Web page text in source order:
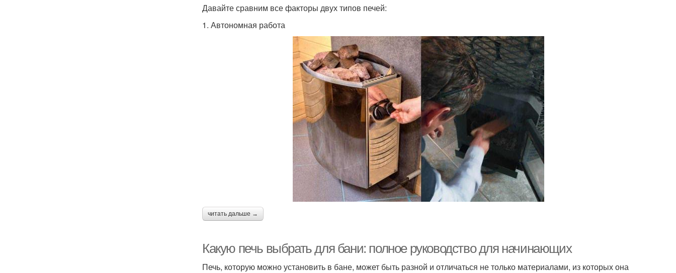
Давайте сравним все факторы двух типов печей:
1. Автономная работа ​
читать дальше →
Какую печь выбрать для бани: полное руководство для начинающих
Печь, которую можно установить в бане, может быть разной и отличаться не только материалами, из которых она